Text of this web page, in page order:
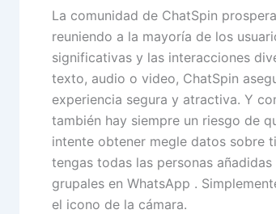
La comunidad de ChatSpin
reuniendo a la mayoría de los
significativas y las interacciones
texto, audio o video, ChatSpin
experiencia segura y atractiva. Y
también hay siempre un riesgo de
intente obtener megle datos sobre
tengas todas las personas
grupales en WhatsApp .
el icono de la cámara.